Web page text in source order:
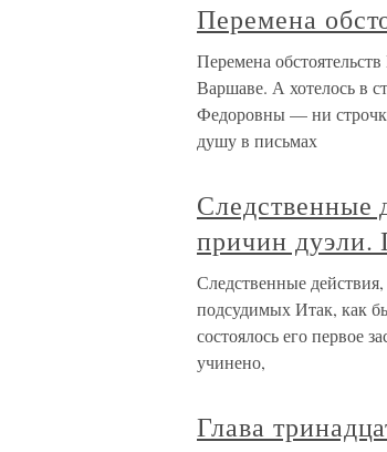
Перемена
Перемена
Варшаве. А хотелось в
Федоровны — ни
душу в письмах
Следственные
причин дуэли.
Следственные
подсудимых Итак, как
состоялось его первое
учинено,
Глава